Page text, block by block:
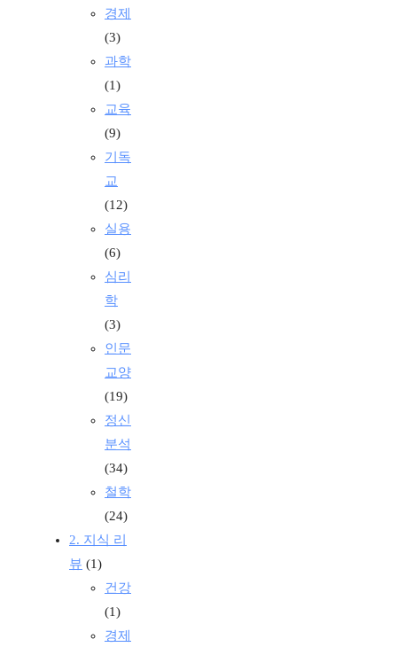
경제
(3)
과학
(1)
교육
(9)
기독
교
(12)
실용
(6)
심리
학
(3)
인문
교양
(19)
정신
분석
(34)
철학
(24)
2. 지식 리
뷰 (1)
건강
(1)
경제